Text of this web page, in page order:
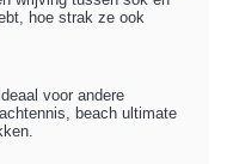
hoe strak ze ook
voor andere
beach ultimate